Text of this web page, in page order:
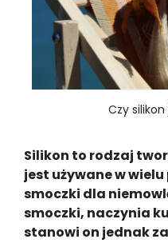
Czy
Silikon to rodzaj
jest używane w
smoczki dla
smoczki, naczynia
stanowi on jednak